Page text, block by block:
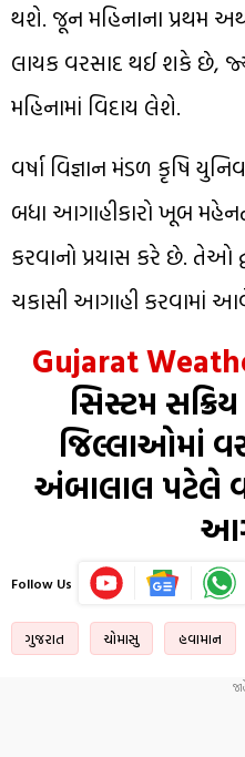
થશે. જૂન મહિનાના પ્રથમ
લાયક વરસાદ થઈ શકે છે,
મહિનામાં વિદાય લેશે.
વર્ષા વિજ્ઞાન મંડળ કૃષિ
બધા આગાહીકારો ખૂબ
કરવાનો પ્રયાસ કરે છે. તેઓ
ચકાસી આગાહી કરવામાં
Gujarat
સિસ્ટમ
જિલ્લાઓમાં
અંબાલાલ પટેલે
Follow Us
ગુજરાત ચોમાસુ હવામાન